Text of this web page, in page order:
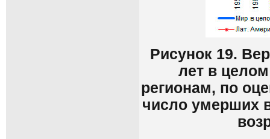
Рисунок 19.
лет в
регионам, по
число умерших